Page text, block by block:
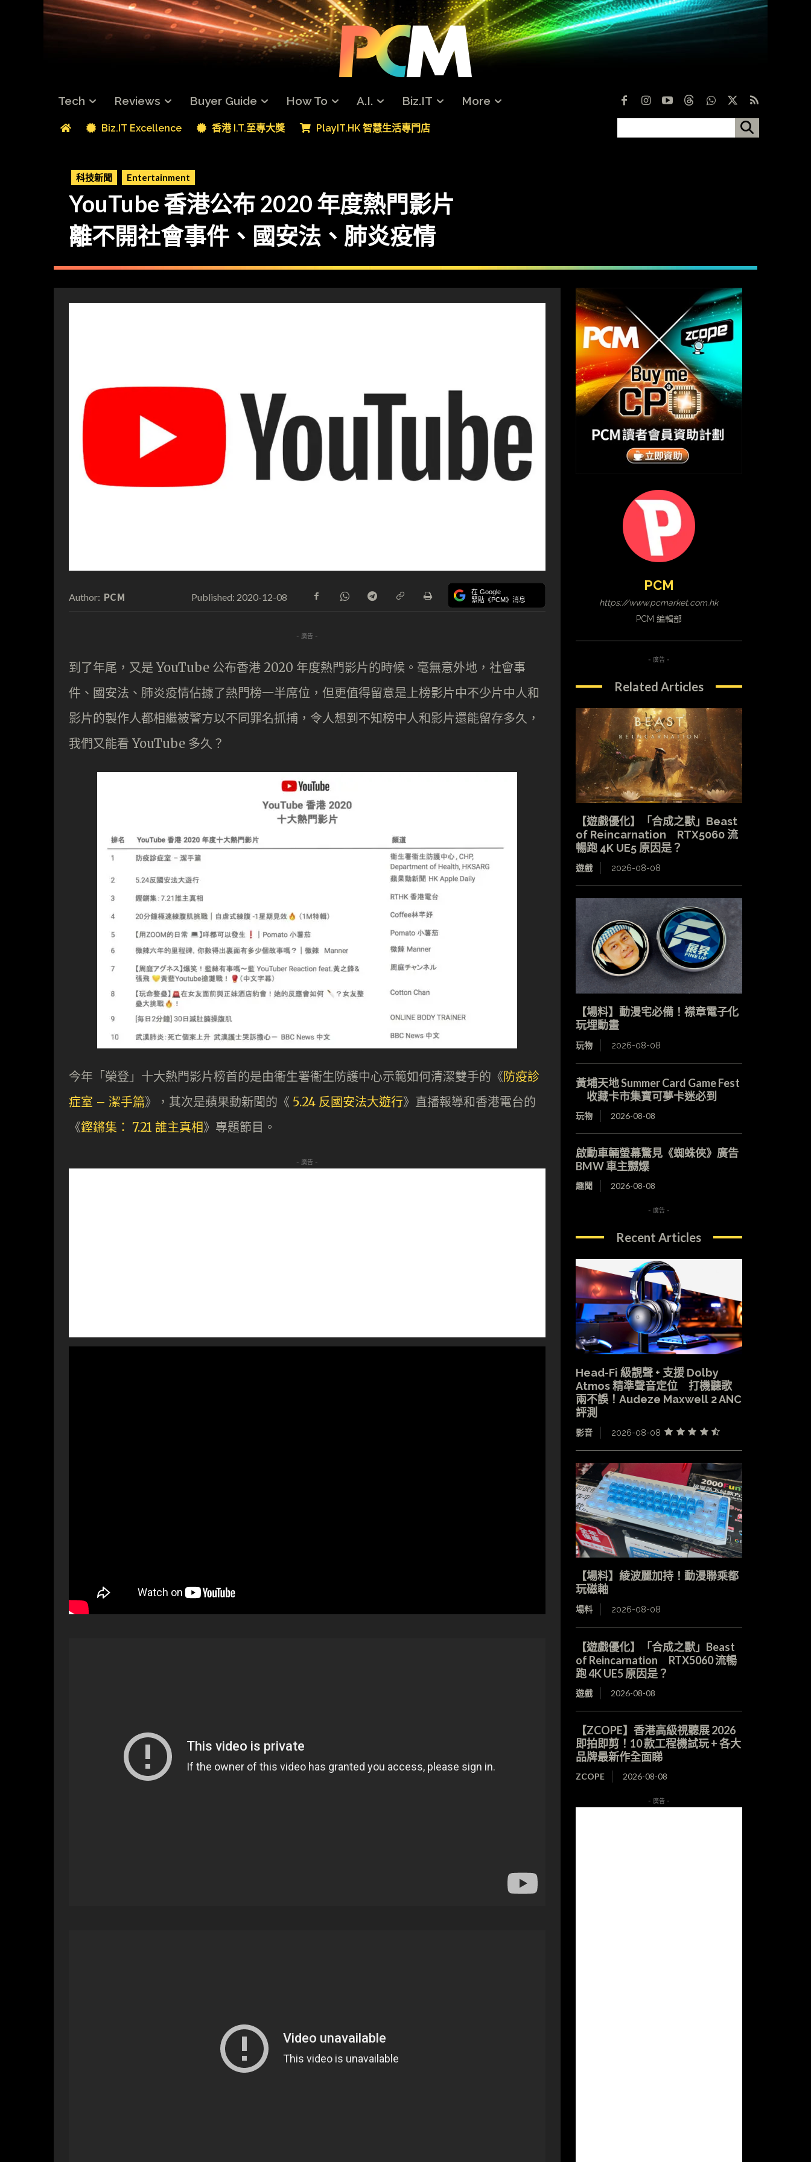
Tech Reviews Buyer Guide How To A.I. Biz.IT More
Biz.IT Excellence 香港 I.T.至專大獎 PlayIT.HK 智慧生活專門店
科技新聞 Entertainment
YouTube 香港公布 2020 年度熱門影片
離不開社會事件、國安法、肺炎疫情
Author: PCM Published: 2020-12-08 在 Google
緊貼《PCM》消息
- 廣告 -
到了年尾，又是 YouTube 公布香港 2020 年度熱門影片的時候。毫無意外地，社會事
件、國安法、肺炎疫情佔據了熱門榜一半席位，但更值得留意是上榜影片中不少片中人和
影片的製作人都相繼被警方以不同罪名抓捕，令人想到不知榜中人和影片還能留存多久，
我們又能看 YouTube 多久？
今年「榮登」十大熱門影片榜首的是由衞生署衞生防護中心示範如何清潔雙手的《防疫診
症室 – 潔手篇》，其次是蘋果動新聞的《 5.24 反國安法大遊行》直播報導和香港電台的
《鏗鏘集： 7.21 誰主真相》專題節目。
- 廣告 -
PCM
https://www.pcmarket.com.hk
PCM 編輯部
- 廣告 -
Related Articles
【遊戲優化】「合成之獸」Beast
of Reincarnation RTX5060 流
暢跑 4K UE5 原因是？
遊戲 2026-08-08
【場料】動漫宅必備！襟章電子化
玩埋動畫
玩物 2026-08-08
黃埔天地 Summer Card Game Fest
收藏卡市集寶可夢卡迷必到
玩物 2026-08-08
啟動車輛螢幕驚見《蜘蛛俠》廣告
BMW 車主嬲爆
趣聞 2026-08-08
- 廣告 -
Recent Articles
Head-Fi 級靚聲 + 支援 Dolby
Atmos 精準聲音定位 打機聽歌
兩不誤！Audeze Maxwell 2 ANC
評測
影音 2026-08-08
【場料】綾波麗加持！動漫聯乘都
玩磁軸
場料 2026-08-08
【遊戲優化】「合成之獸」Beast
of Reincarnation RTX5060 流暢
跑 4K UE5 原因是？
遊戲 2026-08-08
【ZCOPE】香港高級視聽展 2026
即拍即剪！10 款工程機試玩 + 各大
品牌最新作全面睇
ZCOPE 2026-08-08
- 廣告 -